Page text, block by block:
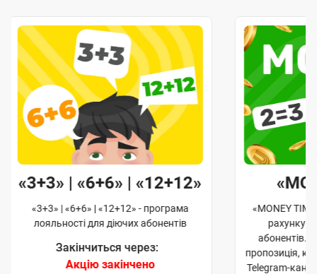
«3+3» | «6+6» | «12+12»
«3+3» | «6+6» | «12+12» - програма
лояльності для діючих абонентів
Закінчиться через:
Акцію закінчено
«MONEY
рахунку
абонентів.
пропозиція,
Telegram-